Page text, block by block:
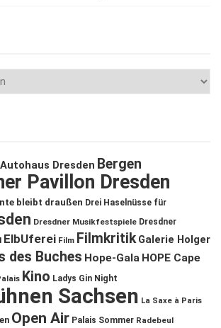
Autohaus Dresden Bergen
Pavillon Dresden
bleibt draußen Drei Haselnüsse für
Dresdner Musikfestspiele Dresdner
ElbUferei Film Filmkritik Galerie Holger
des Buches Hope-Gala HOPE Cape
Kino Ladys Gin Night
Sachsen La Saxe à Paris
Open Air Palais Sommer Radebeul